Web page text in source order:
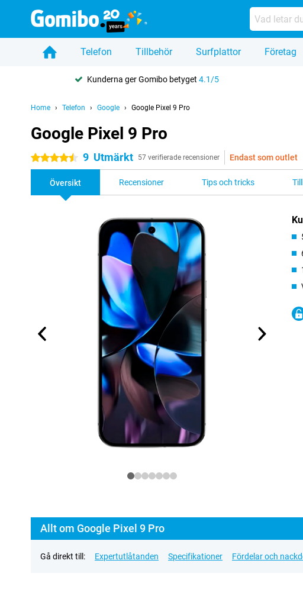
Telefon Tillbehör Surfplattor Företag
Kunderna ger Gomibo betyget 4.1/5
Home Telefon Google Google Pixel 9 Pro
Google Pixel 9 Pro
4.5 stjärnor 9 Utmärkt 57 verifierade recensioner Endast som outlet
Översikt Recensioner Tips och tricks
Allt om Google Pixel 9 Pro
Gå direkt till: Expertutlåtanden Specifikationer Fördelar och